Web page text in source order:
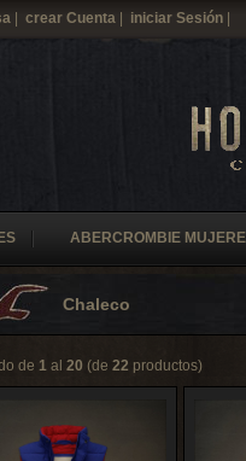
crear Cuenta iniciar Sesión
ABERCROMBIE
Chaleco
de 1 al 20 (de 22 productos)